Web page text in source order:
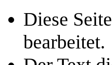
Diese
bearbeitet.